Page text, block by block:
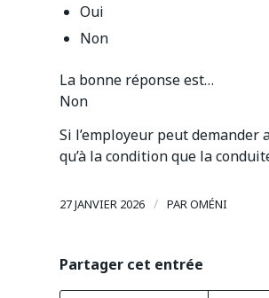
Oui
Non
La bonne réponse est…
Non
Si l’employeur peut demander
qu’à la condition que la
27 JANVIER 2026 / PAROMÉNI
Partager cet entrée